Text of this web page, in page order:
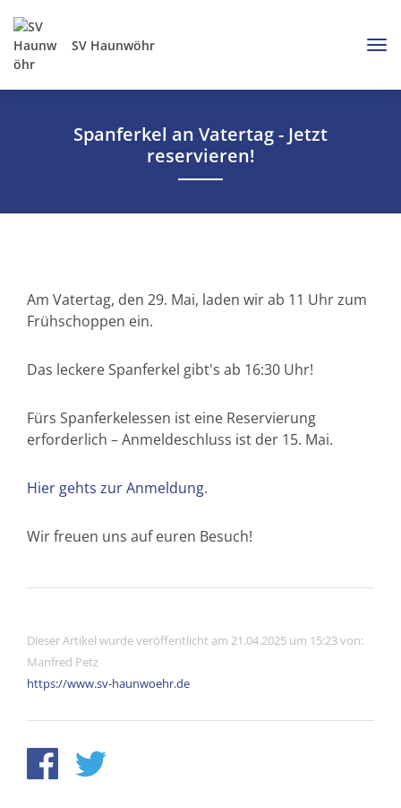
SV Haunwöhr
Spanferkel an Vatertag - Jetzt
reservieren!
Am Vatertag, den 29. Mai, laden wir ab 11 Uhr zum
Frühschoppen ein.
Das leckere Spanferkel gibt's ab 16:30 Uhr!
Fürs Spanferkelessen ist eine Reservierung
erforderlich – Anmeldeschluss ist der 15. Mai.
Hier gehts zur Anmeldung.
Wir freuen uns auf euren Besuch!
Dieser Artikel wurde veröffentlicht am 21.04.2025 um 15:23 von:
Manfred Petz
https://www.sv-haunwoehr.de